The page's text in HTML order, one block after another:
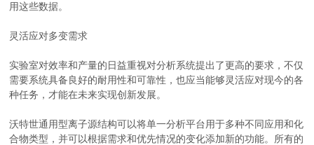
用这些数据。
灵活应对多变需求
实验室对效率和产量的日益重视对分析系统提出了更高的要求，不仅
需要系统具备良好的耐用性和可靠性，也应当能够灵活应对现今的各
种任务，才能在未来实现创新发展。
沃特世通用型离子源结构可以将单一分析平台用于多种不同应用和化
合物类型，并可以根据需求和优先情况的变化添加新的功能。所有的